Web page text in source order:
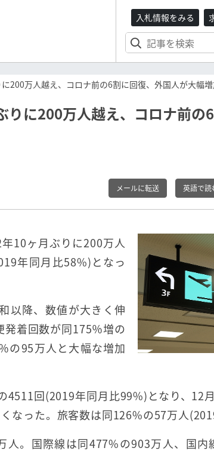
入札情報をみる
200万人越え、コロナ前の6割に回復、外国人が大幅
に200万人越え、コロナ前の
メールに転送 英語で読
10ヶ月ぶりに200万人
年同月比58%)となっ
以降、数値が大きく伸
着回数が同175％増の
の95万人と大幅な増加
4511回(2019年同月比99%)となり、12
なった。旅客数は同126%の57万人
。国際線は同477%の903万人、国内